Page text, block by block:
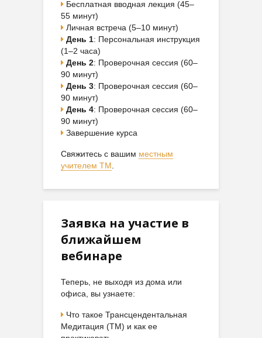
Бесплатная вводная лекция (45–
55 минут)
Личная встреча (5–10 минут)
День 1: Персональная инструкция
(1–2 часа)
День 2: Проверочная сессия (60–
90 минут)
День 3: Проверочная сессия (60–
90 минут)
День 4: Проверочная сессия (60–
90 минут)
Завершение курса
Свяжитесь с вашим местным
учителем ТМ.
Заявка на участие в
ближайшем
вебинаре
Теперь, не выходя из дома или
офиса, вы узнаете:
Что такое Трансцендентальная
Медитация (ТМ) и как ее